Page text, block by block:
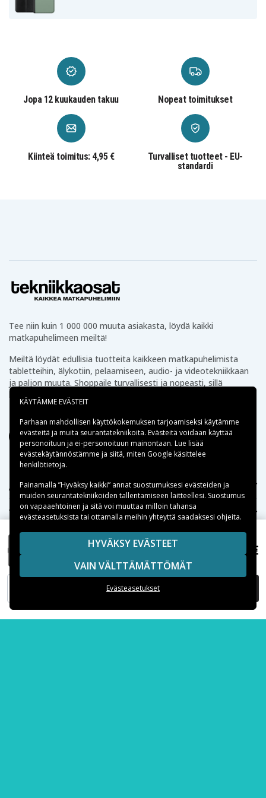
15,99 €
LISÄÄ OSTOSKORIIN
Jopa 12 kuukauden takuu Nopeat toimitukset
Kiinteä toimitus: 4,95 €
Turvalliset tuotteet - EU-
standardi
Tee niin kuin 1 000 000 muuta asiakasta, löydä kaikki
matkapuhelimeen meiltä!
Meiltä löydät edullisia tuotteita kaikkeen matkapuhelimista
tabletteihin, älykotiin, pelaamiseen, audio- ja videotekniikkaan
ja paljon muuta. Shoppaile turvallisesti ja nopeasti, sillä
lähetämme tuotteet suoraan varastostamme.
Apua
Tekniikkaosat.fi
Suositut kategoriat
Suositut iPhone-kuoret
KÄYTÄMME EVÄSTEIT
Parhaan mahdollisen käyttökokemuksen tarjoamiseksi käytämme
evästeitä ja muita seurantatekniikoita. Evästeitä voidaan käyttää
personoituun ja ei-personoituun mainontaan. Lue lisää
evästekäytännöstämme ja siitä, miten Google käsittelee
henkilötietoja.
Painamalla ”Hyväksy kaikki” annat suostumuksesi evästeiden ja
muiden seurantatekniikoiden tallentamiseen laitteellesi. Suostumus
on vapaaehtoinen ja sitä voi muuttaa milloin tahansa
evästeasetuksista tai ottamalla meihin yhteyttä saadaksesi ohjeita.
HYVÄKSY EVÄSTEET
VAIN VÄLTTÄMÄTTÖMÄT
Evästeasetukset